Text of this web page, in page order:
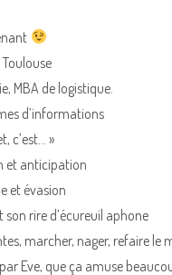
MBA de logistique.
d’informations
c’est… »
et anticipation
et évasion
rire d’écureuil aphone
marcher, nager, refaire le
Eve, que ça amuse